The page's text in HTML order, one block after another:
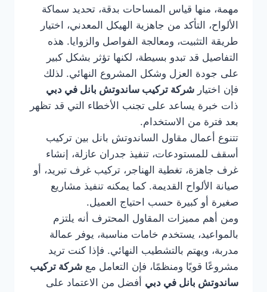
مهمة، منها قياس المساحات بدقة، تحديد سماكة
الألواح، التأكد من جاهزية الهيكل المعدني، اختيار
طريقة التثبيت، ومعالجة الفواصل والزوايا. هذه
التفاصيل قد تبدو بسيطة، لكنها تؤثر بشكل كبير
على جودة العزل وشكل المشروع النهائي. لذلك
فإن اختيار شركة تركيب ساندوتش بانل في دبي
ذات خبرة يساعد على تجنب الأخطاء التي قد تظهر
بعد فترة من الاستخدام.
تتنوع أعمال مقاول الساندوتش بانل بين تركيب
أسقف للمستودعات، تنفيذ جدران عازلة، إنشاء
غرف جاهزة، تغطية الهناجر، تركيب غرف تبريد، أو
صيانة الألواح القديمة. كما يمكنه تنفيذ مشاريع
صغيرة أو كبيرة حسب احتياج العميل.
ومن أهم مميزات المقاول المحترف أنه يلتزم
بالمواعيد، يستخدم خامات مناسبة، يوفر عمالة
مدربة، ويهتم بالتشطيب النهائي. فإذا كنت تريد
مشروعًا قويًا ومنظمًا، فإن التعامل مع شركة تركيب
ساندوتش بانل في دبي أفضل من الاعتماد على